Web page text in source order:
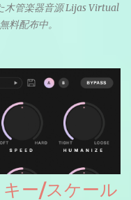
木管楽器音源 Lijas Virtual
料配布中。
キー/スケール